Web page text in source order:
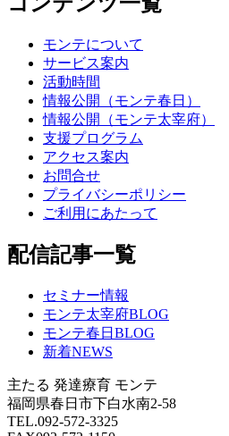
モンテについて
サービス案内
活動時間
情報公開（モンテ春日）
情報公開（モンテ太宰府）
支援プログラム
アクセス案内
お問合せ
プライバシーポリシー
ご利用にあたって
配信記事一覧
セミナー情報
モンテ太宰府BLOG
モンテ春日BLOG
新着NEWS
主たる 発達療育 モンテ
福岡県春日市下白水南2-58
TEL.092-572-3325